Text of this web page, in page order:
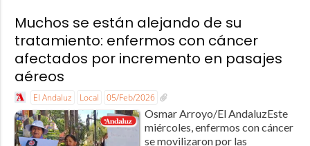
Muchos se están alejando de su
tratamiento: enfermos con cáncer
afectados por incremento en pasajes
aéreos
El Andaluz Local 05/Feb/2026
Osmar Arroyo/El AndaluzEste
miércoles, enfermos con cáncer
se movilizaron por las